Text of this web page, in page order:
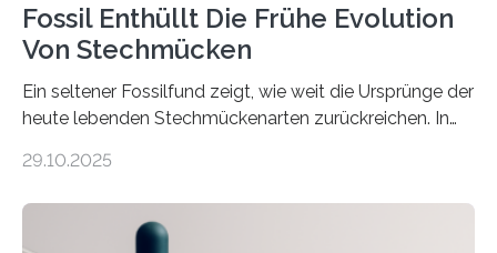
Fossil Enthüllt Die Frühe Evolution
Von Stechmücken
Ein seltener Fossilfund zeigt, wie weit die Ursprünge der
heute lebenden Stechmückenarten zurückreichen. In
Forschende die bisher älteste bekannte Stechmücken-
Region Kachin in Myanmar und hat sich in
29.10.2025